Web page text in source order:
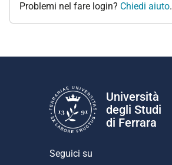
Problemi nel fare login? Chiedi aiuto.
Università
degli Studi
di Ferrara
Seguici su